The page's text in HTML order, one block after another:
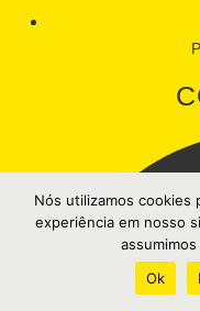
Nós utilizamos cookies
experiência em nosso
Ok